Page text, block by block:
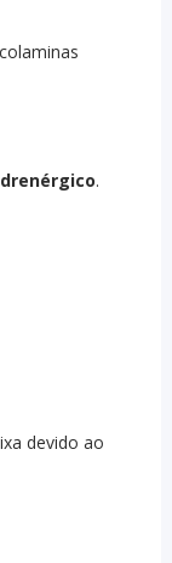
.
devido ao